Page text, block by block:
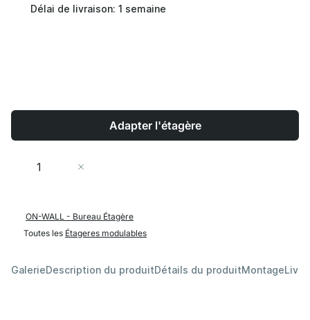
Délai de livraison: 1 semaine
Adapter l'étagère
Quantité
ON-WALL - Bureau Étagère
Toutes les Étageres modulables
GalerieDescription du produitDétails du produitMontage